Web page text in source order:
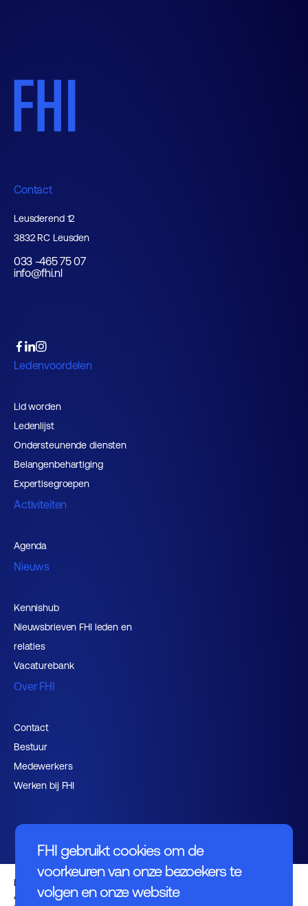
FHI gebruikt cookies om de
voorkeuren van onze bezoekers te
volgen en onze website
Contact
Leusderend 12
3832 RC Leusden
033 -465 75 07
info@fhi.nl
Ledenvoordelen
Lid worden
Ledenlijst
Ondersteunende diensten
Belangenbehartiging
Expertisegroepen
Activiteiten
Agenda
Nieuws
Kennishub
Nieuwsbrieven FHI leden en
relaties
Vacaturebank
Over FHI
Contact
Bestuur
Medewerkers
Werken bij FHI
Privacybeleid
Algemene voorwaarden